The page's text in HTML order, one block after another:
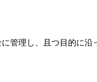
管理し、且つ目的に沿